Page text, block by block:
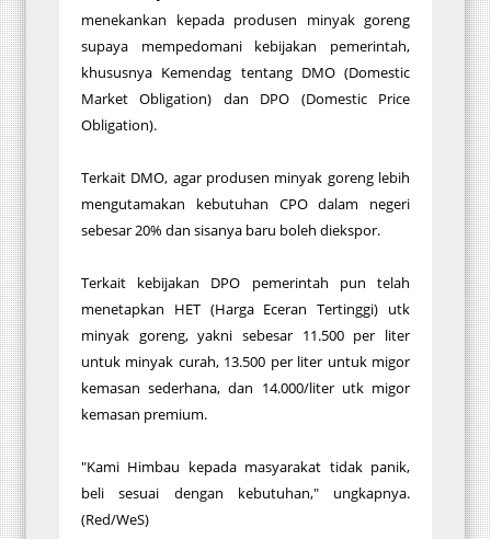
menekankan kepada produsen minyak goreng
supaya mempedomani kebijakan pemerintah,
khususnya Kemendag tentang DMO (Domestic
Market Obligation) dan DPO (Domestic Price
Obligation).
Terkait DMO, agar produsen minyak goreng lebih
mengutamakan kebutuhan CPO dalam negeri
sebesar 20% dan sisanya baru boleh diekspor.
Terkait kebijakan DPO pemerintah pun telah
menetapkan HET (Harga Eceran Tertinggi) utk
minyak goreng, yakni sebesar 11.500 per liter
untuk minyak curah, 13.500 per liter untuk migor
kemasan sederhana, dan 14.000/liter utk migor
kemasan premium.
"Kami Himbau kepada masyarakat tidak panik,
beli sesuai dengan kebutuhan," ungkapnya.
(Red/WeS)